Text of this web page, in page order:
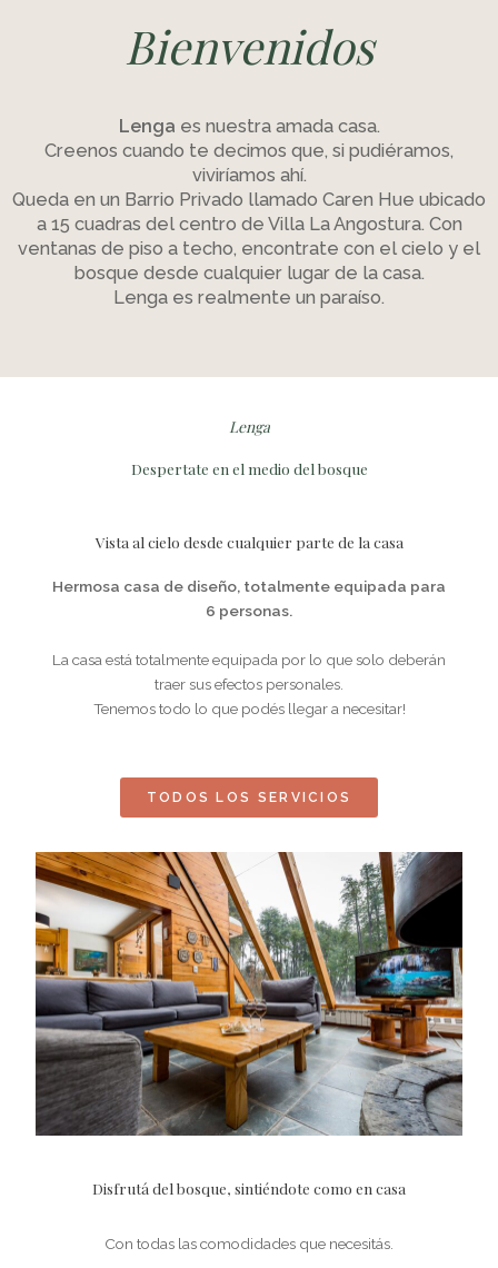
Bienvenidos
Lenga es nuestra amada casa.
Creenos cuando te decimos que, si pudiéramos,
viviríamos ahí.
Queda en un Barrio Privado llamado Caren Hue ubicado
a 15 cuadras del centro de Villa La Angostura. Con
ventanas de piso a techo, encontrate con el cielo y el
bosque desde cualquier lugar de la casa.
Lenga es realmente un paraíso.
Lenga
Despertate en el medio del bosque
Vista al cielo desde cualquier parte de la casa
Hermosa casa de diseño, totalmente equipada para
6 personas.
La casa está totalmente equipada por lo que solo deberán
traer sus efectos personales.
Tenemos todo lo que podés llegar a necesitar!
TODOS LOS SERVICIOS
Disfrutá del bosque, sintiéndote como en casa
Con todas las comodidades que necesitás.